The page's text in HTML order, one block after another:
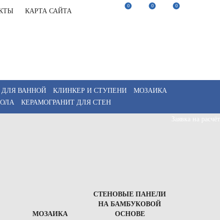
КАРТА САЙТА
0 0 0
ВАННОЙ КЛИНКЕР И СТУПЕНИ
МОЗАИКА
КЕРАМОГРАНИТ ДЛЯ СТЕН
МОЗАИКА
СТЕНОВЫЕ ПАНЕЛИ
НА БАМБУКОВОЙ
ОСНОВЕ
Заявка на расчёт